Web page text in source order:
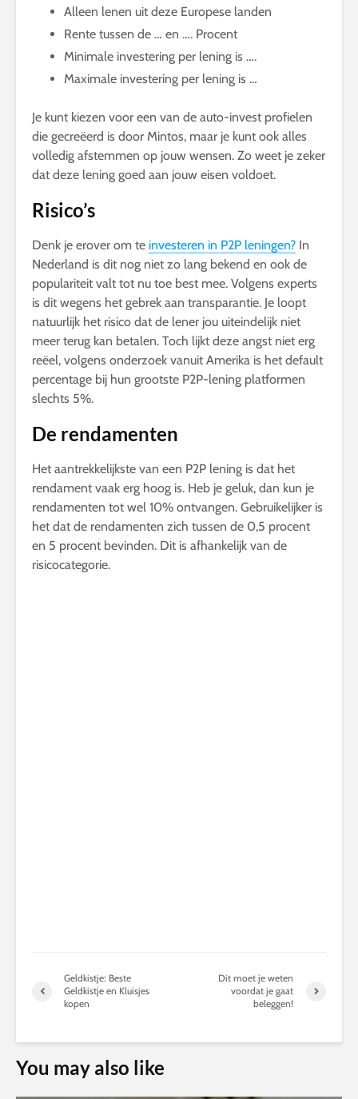
Alleen lenen uit deze Europese landen
Rente tussen de … en …. Procent
Minimale investering per lening is ….
Maximale investering per lening is …
Je kunt kiezen voor een van de auto-invest profielen
die gecreëerd is door Mintos, maar je kunt ook alles
volledig afstemmen op jouw wensen. Zo weet je zeker
dat deze lening goed aan jouw eisen voldoet.
Risico’s
Denk je erover om te investeren in P2P leningen? In
Nederland is dit nog niet zo lang bekend en ook de
populariteit valt tot nu toe best mee. Volgens experts
is dit wegens het gebrek aan transparantie. Je loopt
natuurlijk het risico dat de lener jou uiteindelijk niet
meer terug kan betalen. Toch lijkt deze angst niet erg
reëel, volgens onderzoek vanuit Amerika is het default
percentage bij hun grootste P2P-lening platformen
slechts 5%.
De rendamenten
Het aantrekkelijkste van een P2P lening is dat het
rendament vaak erg hoog is. Heb je geluk, dan kun je
rendamenten tot wel 10% ontvangen. Gebruikelijker is
het dat de rendamenten zich tussen de 0,5 procent
en 5 procent bevinden. Dit is afhankelijk van de
risicocategorie.
Geldkistje: Beste
Geldkistje en Kluisjes
kopen
Dit moet je weten
voordat je gaat
beleggen!
You may also like